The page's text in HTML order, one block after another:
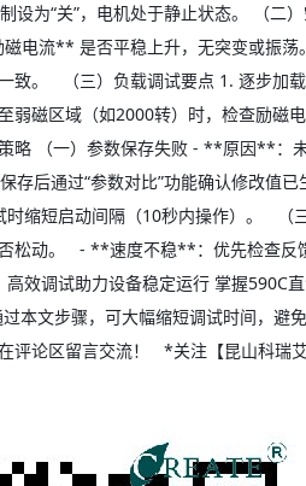
设为“关”，电机处于静止状态。 （
电流** 是否平稳上升，无突变或振
致。 （三）负载调试要点 1. 逐步加
磁区域（如2000转）时，检查励磁
略 （一）参数保存失败 - **原因**
存后通过“参数对比”功能确认修改
缩短启动间隔（10秒内操作）。 （
松动。 - **速度不稳**：优先检查反
效调试助力设备稳定运行 掌握590C
本文步骤，可大幅缩短调试时间，避
评论区留言交流！ *关注【昆山科瑞